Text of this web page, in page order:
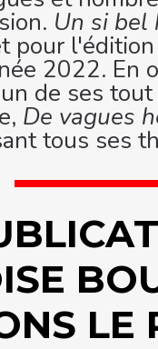
Un si
pour
2022.
de ses
De vagues
tous ses
LE